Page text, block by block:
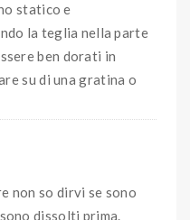
statico e
la teglia nella parte
ben dorati in
su di una gratina o
non so dirvi se sono
dissolti prima.